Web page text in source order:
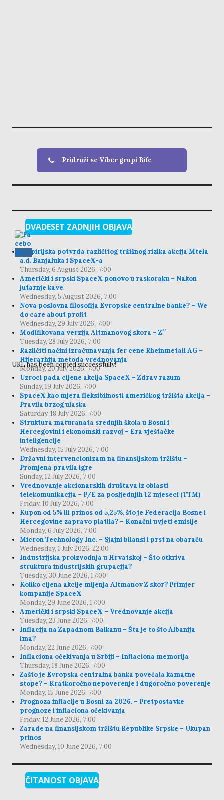
Pridruži se Viber grupi Bife
URL has been copied successfully!
DVADESET ZADNJIH OBJAVA
Empirijska potvrda različitog tržišnog rizika akcija Mtela
a.d. Banjaluka i SpaceX-a
Thursday, 6 August 2026, 7:00
Američki i srpski SpaceX ponovo u raskoraku – Nakon
jutarnje kave
Wednesday, 5 August 2026, 7:00
Nova poslovna filosofija Evropske centralne banke? – We
do care about profit
Wednesday, 29 July 2026, 7:00
Modifikovana verzija Altmanovog skora – Z′′
Tuesday, 28 July 2026, 7:00
Različiti načini izračunavanja fer cene Rheinmetall AG –
Hijerarhija metoda vrednovanja
Monday, 20 July 2026, 7:00
Uzroci pada cijene akcija SpaceX – Zdrav razum
Sunday, 19 July 2026, 7:00
SpaceX kao mjera fleksibilnosti američkog tržišta akcija –
Pravila brzog ulaska
Saturday, 18 July 2026, 7:00
Struktura maturanata srednjih škola u Bosni i
Hercegovini i ekonomski razvoj – Era vještačke
inteligencije
Wednesday, 15 July 2026, 7:00
Državni intervencionizam na finansijskom tržištu –
Promjena pravila igre
Sunday, 12 July 2026, 7:00
Vrednovanje akcionarskih društava iz oblasti
telekomunikacija – P/E za posljednjih 12 mjeseci (TTM)
Friday, 10 July 2026, 7:00
Kupon od 5% ili prinos od 5,25%, što je Federacija Bosne i
Hercegovine zapravo platila? – Konačni uvjeti emisije
Monday, 6 July 2026, 7:00
Micron Technology Inc. – Sjajni bilansi i prst na obaraču
Wednesday, 1 July 2026, 22:00
Industrijska proizvodnja u Hrvatskoj – Što otkriva
struktura industrijskih grupacija?
Tuesday, 30 June 2026, 17:00
Koliko cijena akcije mijenja Altmanov Z skor? Primjer
kompanije SpaceX
Monday, 29 June 2026, 17:00
Američki i srpski SpaceX – Vrednovanje akcija
Tuesday, 23 June 2026, 7:00
Inflacija na Zapadnom Balkanu – Šta je to što Albanija
ima?
Monday, 22 June 2026, 7:00
Inflaciona očekivanja u Srbiji – Inflaciona memorija
Thursday, 18 June 2026, 7:00
Zašto je Evropska centralna banka povećala kamatne
stope? – Kratkoročno nepoverenje i dugoročno poverenje
Monday, 15 June 2026, 7:00
Prognoza inflacije u Bosni za 2026. – Pretpostavke
prognoze i inflaciona očekivanja
Friday, 12 June 2026, 7:00
Zarade na finansijskom tržištu Republike Srpske – Ukupan
prinos
Wednesday, 10 June 2026, 7:00
ČITANOST OBJAVA